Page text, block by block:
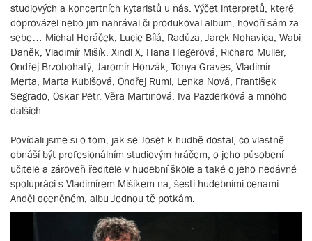
studiových a koncertních kytaristů u nás. Výčet interpretů, které
doprovázel nebo jim nahrával či produkoval album, hovoří sám za
sebe… Michal Horáček, Lucie Bílá, Radůza, Jarek Nohavica, Wabi
Daněk, Vladimír Mišík, Xindl X, Hana Hegerová, Richard Müller,
Ondřej Brzobohatý, Jaromír Honzák, Tonya Graves, Vladimír
Merta, Marta Kubišová, Ondřej Ruml, Lenka Nová, František
Segrado, Oskar Petr, Věra Martinová, Iva Pazderková a mnoho
dalších.
Povídali jsme si o tom, jak se Josef k hudbě dostal, co vlastně
obnáší být profesionálním studiovým hráčem, o jeho působení
učitele a zároveň ředitele v hudební škole a také o jeho nedávné
spolupráci s Vladimírem Mišíkem na, šesti hudebními cenami
Anděl oceněném, albu Jednou tě potkám.